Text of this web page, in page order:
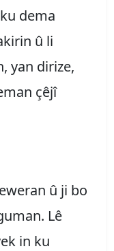
dema
û li
yan dirize,
çêjî
û ji bo
Lê
in ku